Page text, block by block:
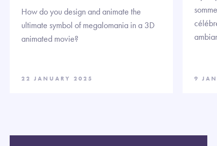
How do you design and animate the
ultimate symbol of megalomania in a 3D
animated movie?
22 JANUARY 2025 9